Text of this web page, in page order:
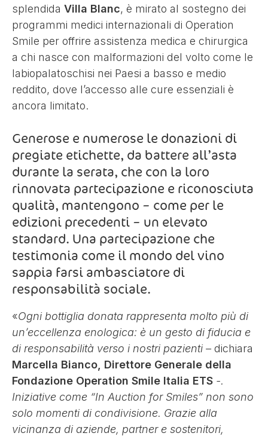
splendida Villa Blanc, è mirato al sostegno dei
programmi medici internazionali di Operation
Smile per offrire assistenza medica e chirurgica
a chi nasce con malformazioni del volto come le
labiopalatoschisi nei Paesi a basso e medio
reddito, dove l’accesso alle cure essenziali è
ancora limitato.
Generose e numerose le donazioni di
pregiate etichette, da battere all’asta
durante la serata, che con la loro
rinnovata partecipazione e riconosciuta
qualità, mantengono – come per le
edizioni precedenti – un elevato
standard. Una partecipazione che
testimonia come il mondo del vino
sappia farsi ambasciatore di
responsabilità sociale.
«Ogni bottiglia donata rappresenta molto più di
un’eccellenza enologica: è un gesto di fiducia e
di responsabilità verso i nostri pazienti –dichiara
Marcella Bianco, Direttore Generale della
Fondazione Operation Smile Italia ETS -.
Iniziative come “In Auction for Smiles” non sono
solo momenti di condivisione. Grazie alla
vicinanza di aziende, partner e sostenitori,